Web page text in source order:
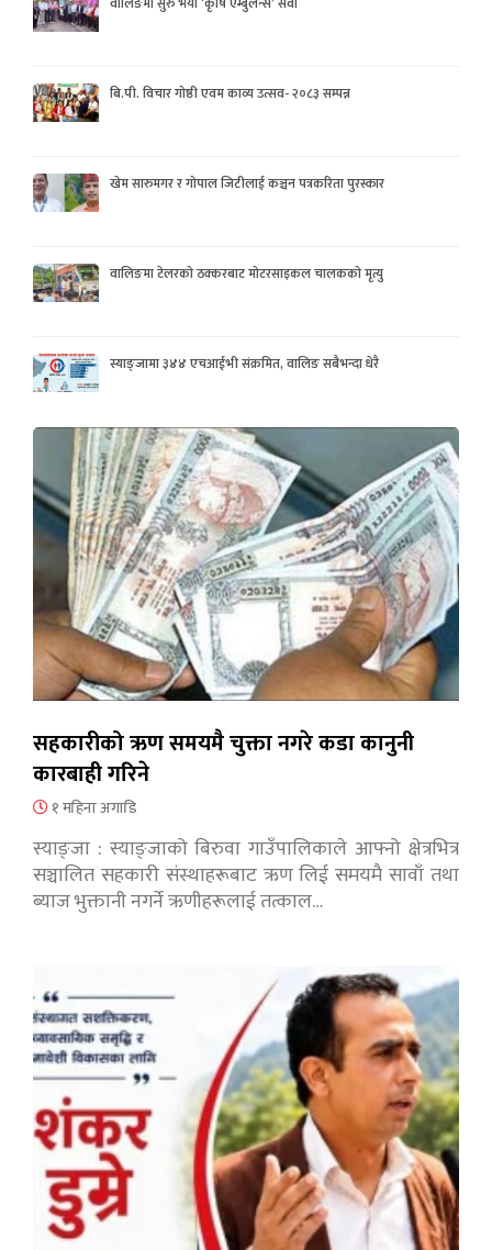
बि.पी. विचार गोष्ठी एवम काव्य उत्सव- २०८३ सम्पन्न
खेम सारुमगर र गोपाल जिटीलाई कञ्चन पत्रकरिता पुरस्कार
वालिङमा टेलरको ठक्करबाट मोटरसाइकल चालकको मृत्यु
स्याङ्जामा ३४४ एचआईभी संक्रमित, वालिङ सबैभन्दा धेरै
सहकारीको ऋण समयमै चुक्ता नगरे कडा कानुनी
कारबाही गरिने
१ महिना अगाडि
स्याङ्जा : स्याङ्जाको बिरुवा गाउँपालिकाले आफ्नो क्षेत्रभित्र
सञ्चालित सहकारी संस्थाहरूबाट ऋण लिई समयमै सावाँ तथा
ब्याज भुक्तानी नगर्ने ऋणीहरूलाई तत्काल…